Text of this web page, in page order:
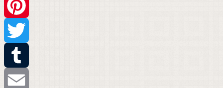
WhatsApp
Pinterest
Twitter
Tumblr